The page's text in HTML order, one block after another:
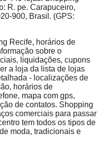
R. pe. Carapuceiro,
900, Brasil. (GPS:
Recife, horários de
sobre o
liquidações, cupons
a loja da lista de lojas
- localizações de
horários de
mapa com gps,
de contatos. Shopping
comerciais para passar
tem todos os tipos de
moda, tradicionais e